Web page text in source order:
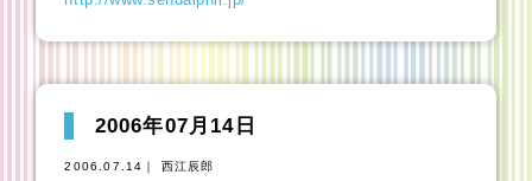
2006年07月14日
2006.07.14｜ 西江辰郎